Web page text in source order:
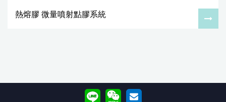
熱熔膠 微量噴射點膠系統